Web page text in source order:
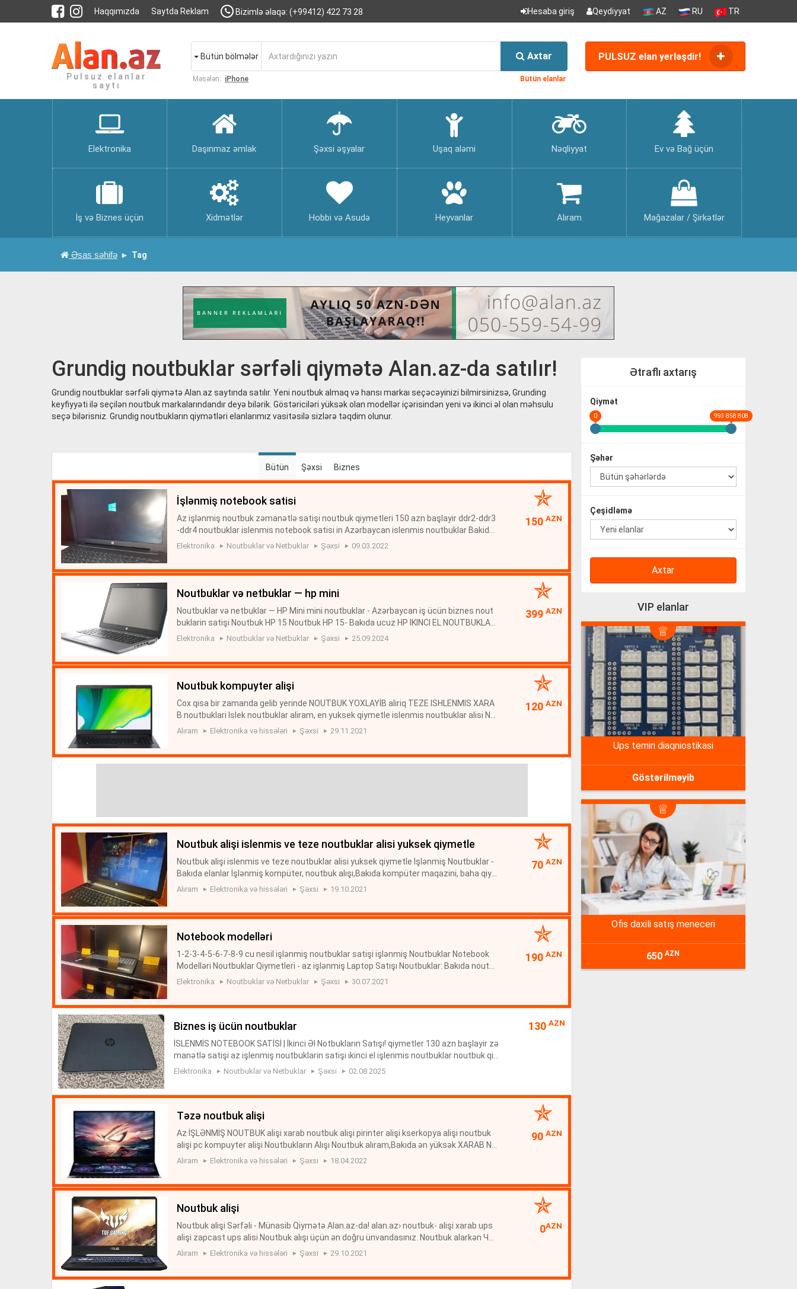
Haqqımızda Saytda Reklam Bizimlə əlaqə: (+99412) 422 73 28 Hesaba giriş Qeydiyyat AZ RU TR
Pulsuz elanlar
saytı
Bütün bölmələr Axtar
Məsələn: iPhone Bütün elanlar
PULSUZ elan yerləşdir!
Elektronika Daşınmaz əmlak Şəxsi əşyalar Uşaq aləmi Nəqliyyat Ev və Bağ üçün
İş və Biznes üçün Xidmətlər Hobbi və Asudə Heyvanlar Alıram Mağazalar / Şirkətlər
Əsas səhifə Tag
Ətraflı axtarış
Qiymət
0 993 858 808
Şəhər
Çeşidləmə
Axtar
VIP elanlar
ups temiri diaqniostikasi
Göstərilməyib
ofis daxili satış meneceri
650AZN
Grundig noutbuklar sərfəli qiymətə Alan.az-da satılır!
Grundig noutbuklar sərfəli qiymətə Alan.az saytında satılır. Yeni noutbuk almaq və hansı markaı seçəcəyinizi bilmirsinizsə, Grunding
keyfiyyəti ilə seçilən noutbuk markalarındandır deyə bilərik. Göstəriciləri yüksək olan modellər içərisindən yeni və ikinci əl olan məhsulu
seçə bilərisniz. Grundig noutbukların qiymətləri elanlarımız vasitəsilə sizlərə təqdim olunur.
Bütün Şəxsi Biznes
i̇şlənmiş notebook satisi
Az işlənmiş noutbuk zəmanətlə satişi noutbuk qiymetleri 150 azn başlayir ddr2-ddr3
-ddr4 noutbuklar islenmis notebook satisi in Azərbaycan islenmis noutbuklar Bakida
elanlar İşlənmiş Noutbuklar Notebook satılır Bakida Az İslenmis Notbuklar | İşlənmiş ...
Elektronika Noutbuklar və Netbuklar Şəxsi 09.03.2022
150 AZN
noutbuklar və netbuklar — hp mini
Noutbuklar və netbuklar — HP Mini mini noutbuklar - Azərbaycan iş ücün biznes nout
buklarin satişi Noutbuk HP 15 Noutbuk HP 15- Bakıda ucuz HP IKINCI EL NOUTBUKLA
R. İSLENMİS HP NOUTBUKLAR Noutbuk HP EliteBook Noutbuk HP EliteBook 840 G3 (1
Elektronika Noutbuklar və Netbuklar Şəxsi 25.09.2024
399 AZN
noutbuk kompuyter alişi
Cox qisa bir zamanda gelib yerinde NOUTBUK YOXLAYİB aliriq TEZE ISHLENMIS XARA
B noutbuklari Islek noutbuklar aliram, en yuksek qiymetle islenmis noutbuklar alisi No
utbuklar Ve Kompyuterler Aliram Xarab ve Ishlek Whatsapp-la elage saxlaya bilersini
Alıram Elektronika və hissələri Şəxsi 29.11.2021
120 AZN
noutbuk alişi islenmis ve teze noutbuklar alisi yuksek qiymetle
Noutbuk alişi islenmis ve teze noutbuklar alisi yuksek qiymetle Işlənmiş Noutbuklar -
Bakıda elanlar İşlənmiş kompüter, noutbuk alışı,Bakıda kompüter maqazini, baha qiy
mətə noutbuklar alisi Noutbuklar Qiymetleri - Laptop alisi işlənmiş noutbuk almaq ...
Alıram Elektronika və hissələri Şəxsi 19.10.2021
70 AZN
notebook modelləri
1-2-3-4-5-6-7-8-9 cu nesil işlənmiş noutbuklar satişi işlənmiş Noutbuklar Notebook
Modelləri Noutbuklar Qiymetleri - az işlənmiş Laptop Satışı Noutbuklar: Bakıda noutb
ukların satışı Noutbuklar və Netbuklar Bakı və Azərbaycanda ən ucuz qiymətə noutbu
Elektronika Noutbuklar və Netbuklar Şəxsi 30.07.2021
190 AZN
biznes iş ücün noutbuklar
İSLENMİS NOTEBOOK SATİSİ | İkinci Əl Notbukların Satışı! qiymetler 130 azn başlayir zə
manətlə satişi az işlenmiş noutbuklarin satişi ikinci el işlenmis noutbuklar noutbuk qiy
metleri noutbuk satisi islenmis notbuklar Noutbuk axataran real iş ücün ikin...
Elektronika Noutbuklar və Netbuklar Şəxsi 02.08.2025
130 AZN
təzə noutbuk alişi
Az İŞLƏNMİŞ NOUTBUK alişi xarab noutbuk alişi pirinter alişi kserkopya alişi noutbuk
alişi pc kompuyter alişi Noutbukların Alışı Noutbuk alıram,Bakıda ən yüksək XARAB N
OTEBOOK | Alışı və Satışı Elanları Alan.az-da Işlənmiş Notebook Və Kompüterlər Alı...
Alıram Elektronika və hissələri Şəxsi 18.04.2022
90 AZN
noutbuk alişi
Noutbuk alişi Sərfəli - Münasib Qiymətə Alan.az-da! alan.az› noutbuk- alişi xarab ups
alişi zapcast ups alisi Noutbuk alışı üçün ən doğru ünvandasınız. Noutbuk alarkən Чи
тать ещё Noutbuklar və Netbuklar — Bakı, Azərbaycan — Tap.Az kompuyter elektron
Alıram Elektronika və hissələri Şəxsi 29.10.2021
0AZN